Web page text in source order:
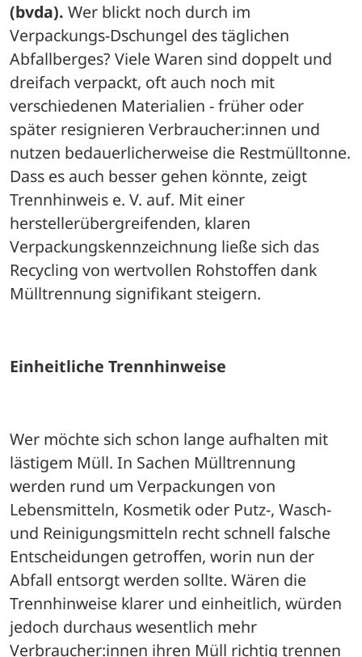
(bvda). Wer blickt noch durch im
Verpackungs-Dschungel des täglichen
Abfallberges? Viele Waren sind doppelt und
dreifach verpackt, oft auch noch mit
verschiedenen Materialien - früher oder
später resignieren Verbraucher:innen und
nutzen bedauerlicherweise die Restmülltonne.
Dass es auch besser gehen könnte, zeigt
Trennhinweis e. V. auf. Mit einer
herstellerübergreifenden, klaren
Verpackungskennzeichnung ließe sich das
Recycling von wertvollen Rohstoffen dank
Mülltrennung signifikant steigern.
Einheitliche Trennhinweise
Wer möchte sich schon lange aufhalten mit
lästigem Müll. In Sachen Mülltrennung
werden rund um Verpackungen von
Lebensmitteln, Kosmetik oder Putz-, Wasch-
und Reinigungsmitteln recht schnell falsche
Entscheidungen getroffen, worin nun der
Abfall entsorgt werden sollte. Wären die
Trennhinweise klarer und einheitlich, würden
jedoch durchaus wesentlich mehr
Verbraucher:innen ihren Müll richtig trennen